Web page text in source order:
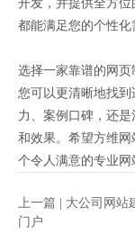
开发，并提供全方位
都能满足您的个性化
选择一家靠谱的网页
您可以更清晰地找
力、案例口碑，还
和效果。希望方维
个令人满意的专业网
上一篇 | 大公司网站
门户